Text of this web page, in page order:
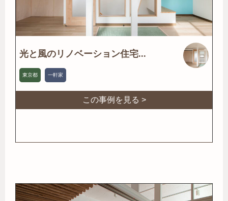
光と風のリノベーション住宅...
東京都 一軒家
この事例を見る >